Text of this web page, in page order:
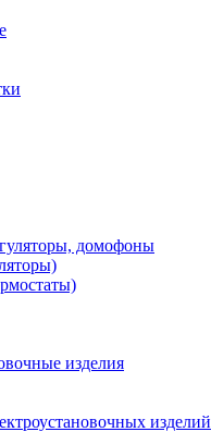
домофоны
изделия
изделий